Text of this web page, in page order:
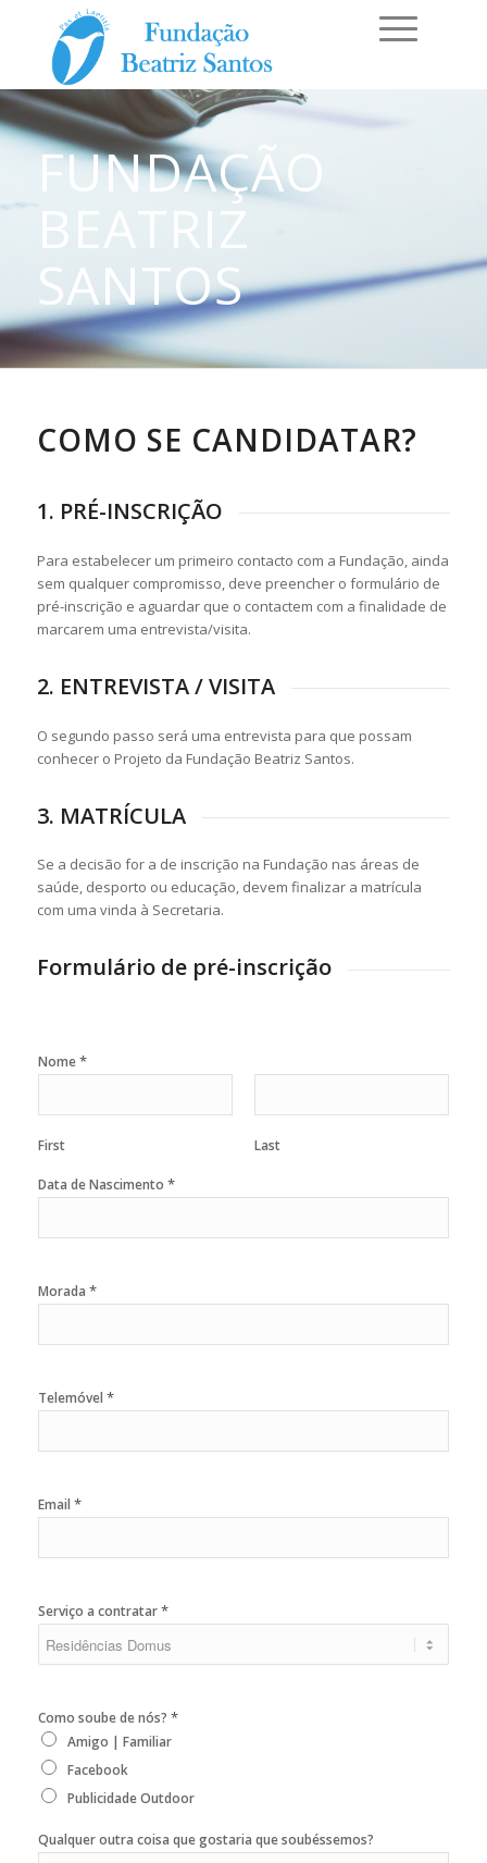
FUNDAÇÃO
BEATRIZ
SANTOS
COMO SE CANDIDATAR?
1. PRÉ-INSCRIÇÃO
Para estabelecer um primeiro contacto com a Fundação, ainda
sem qualquer compromisso, deve preencher o formulário de
pré-inscrição e aguardar que o contactem com a finalidade de
marcarem uma entrevista/visita.
2. ENTREVISTA / VISITA
O segundo passo será uma entrevista para que possam
conhecer o Projeto da Fundação Beatriz Santos.
3. MATRÍCULA
Se a decisão for a de inscrição na Fundação nas áreas de
saúde, desporto ou educação, devem finalizar a matrícula
com uma vinda à Secretaria.
Formulário de pré-inscrição
Nome*
First Last
Data de Nascimento *
Morada *
Telemóvel *
Email *
Serviço a contratar*
Como soube de nós? *
Amigo | Familiar
Facebook
Publicidade Outdoor
Qualquer outra coisa que gostaria que soubéssemos?